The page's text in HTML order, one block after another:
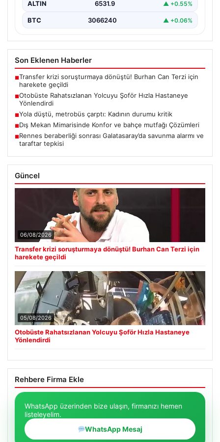
ALTIN 6531.9 ▲ +0.55%
BTC 3066240 ▲ +0.06%
Son Eklenen Haberler
■Transfer krizi soruşturmaya dönüştü! Burhan Can Terzi için
harekete geçildi
■Otobüste Rahatsızlanan Yolcuyu Şoför Hızla Hastaneye
Yönlendirdi
■Yola düştü, metrobüs çarptı: Kadının durumu kritik
■Dış Mekan Mimarisinde Konfor ve bahçe mutfağı Çözümleri
■Rennes beraberliği sonrası Galatasaray’da savunma alarmı ve
taraftar tepkisi
Güncel
06/08/2026
Transfer krizi soruşturmaya dönüştü! Burhan Can Terzi için
harekete geçildi
05/08/2026
Otobüste Rahatsızlanan Yolcuyu Şoför Hızla Hastaneye
Yönlendirdi
Rehbere Firma Ekle
WhatsApp üzerinden bize ulaşın, firmanızı hemen
listeleyelim.
WhatsApp Mesaj